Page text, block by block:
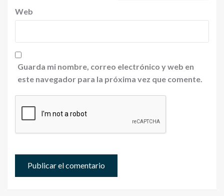
Web
Guarda mi nombre, correo electrónico y web en
este navegador para la próxima vez que comente.